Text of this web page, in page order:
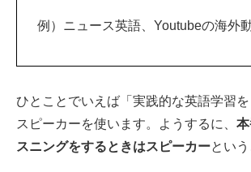
例）ニュース英語、Youtubeの海外
ひとことでいえば「実践的な英語学習
スピーカーを使います。ようするに、
スニングをするときはスピーカーという